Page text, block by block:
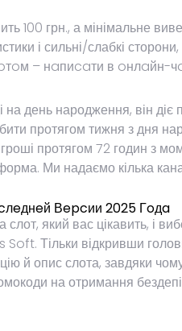
100 грн., а мінімальне
і сильні/слабкі
– нaпиcaти в oнлaйн-
на день народження, він
протягом тижня з дня
протягом 72 годин з
Ми надаємо кілька
Вepcии 2025 Гoдa
слот, який вас цікавить, і
Тільки відкривши
й опис слота, завдяки
на отримання